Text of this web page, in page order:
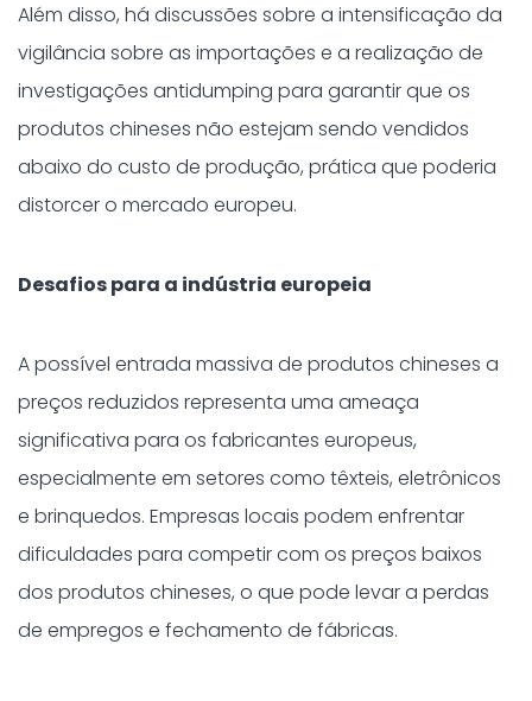
Além disso, há discussões sobre a intensificação da
vigilância sobre as importações e a realização de
investigações antidumping para garantir que os
produtos chineses não estejam sendo vendidos
abaixo do custo de produção, prática que poderia
distorcer o mercado europeu.​
Desafios para a indústria europeia
A possível entrada massiva de produtos chineses a
preços reduzidos representa uma ameaça
significativa para os fabricantes europeus,
especialmente em setores como têxteis, eletrônicos
e brinquedos. Empresas locais podem enfrentar
dificuldades para competir com os preços baixos
dos produtos chineses, o que pode levar a perdas
de empregos e fechamento de fábricas.​